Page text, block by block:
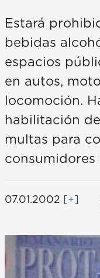
Estará
bebidas
espacios
en autos,
locomoción.
habilitación
multas para
consumidores
07.01.2002 [+]